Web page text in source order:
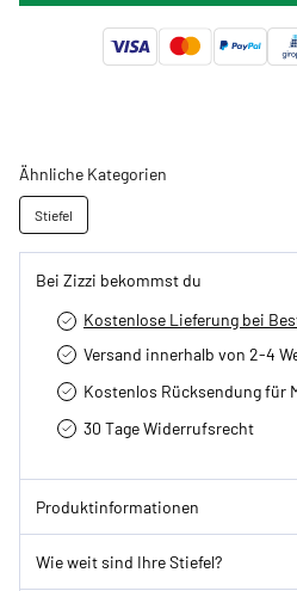
Ähnliche Kategorien
Stiefel
Bei Zizzi bekommst du
Kostenlose Lieferung bei
Versand innerhalb von 2-4
Kostenlos Rücksendung für
30 Tage Widerrufsrecht
Produktinformationen
Wie weit sind Ihre Stiefel?